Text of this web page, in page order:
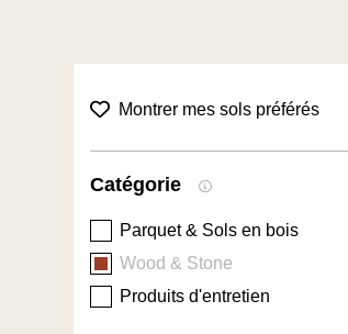
collection.favorites filter title
Montrer mes sols préférés
Catégorie
Parquet & Sols en bois
Wood & Stone
Produits d'entretien